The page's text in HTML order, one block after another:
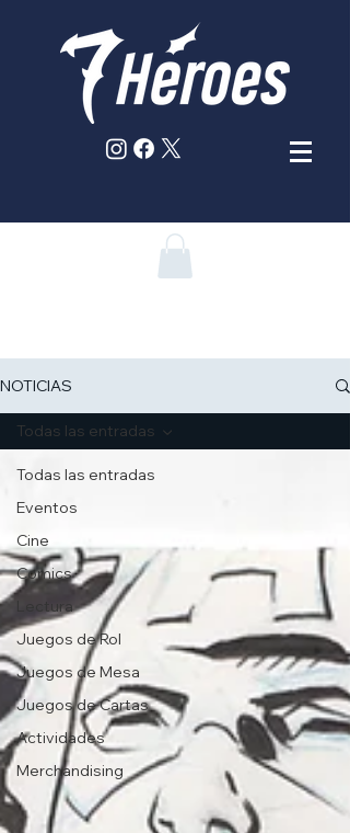
NOTICIAS
Todas las entradas
Eventos
Cine
Comics
Lectura
Juegos de Rol
Juegos de Mesa
Juegos de Cartas
Actividades
Merchandising
Todas las entradas